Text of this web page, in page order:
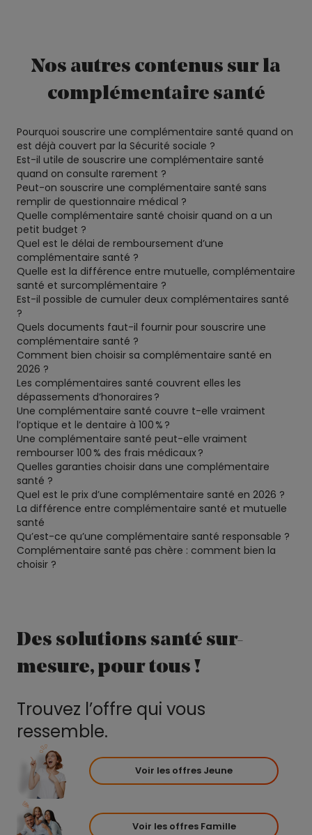
Nos autres contenus sur la
complémentaire santé
Pourquoi souscrire une complémentaire santé quand on
est déjà couvert par la Sécurité sociale ?
Est-il utile de souscrire une complémentaire santé
quand on consulte rarement ?
Peut-on souscrire une complémentaire santé sans
remplir de questionnaire médical ?
Quelle complémentaire santé choisir quand on a un
petit budget ?
Quel est le délai de remboursement d’une
complémentaire santé ?
Quelle est la différence entre mutuelle, complémentaire
santé et surcomplémentaire ?
Est-il possible de cumuler deux complémentaires santé
?
Quels documents faut-il fournir pour souscrire une
complémentaire santé ?
Comment bien choisir sa complémentaire santé en
2026 ?
Les complémentaires santé couvrent elles les
dépassements d’honoraires ?
Une complémentaire santé couvre t-elle vraiment
l’optique et le dentaire à 100 % ?
Une complémentaire santé peut-elle vraiment
rembourser 100 % des frais médicaux ?
Quelles garanties choisir dans une complémentaire
santé ?
Quel est le prix d’une complémentaire santé en 2026 ?
La différence entre complémentaire santé et mutuelle
santé
Qu’est-ce qu’une complémentaire santé responsable ?
Complémentaire santé pas chère : comment bien la
choisir ?
Des solutions santé sur-
mesure, pour tous !
Trouvez l’offre qui vous
ressemble.
Voir les offres Jeune
Voir les offres Famille